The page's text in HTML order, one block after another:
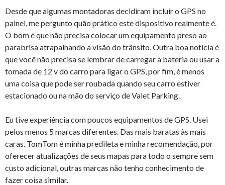
Desde que algumas montadoras decidiram incluir o GPS no
painel, me pergunto quão prático este dispositivo realmente é.
O bom é que não precisa colocar um equipamento preso ao
parabrisa atrapalhando a visão do trânsito. Outra boa noticia é
que você não precisa se lembrar de carregar a bateria ou usar a
tomada de 12 v do carro para ligar o GPS, por fim, é menos
uma coisa que pode ser roubada quando seu carro estiver
estacionado ou na mão do serviço de Valet Parking.
Eu tive experiência com poucos equipamentos de GPS. Usei
pelos menos 5 marcas diferentes. Das mais baratas às mais
caras. TomTom é minha predileta e minha recomendação, por
oferecer atualizações de seus mapas para todo o sempre sem
custo adicional, outras marcas não tenho conhecimento de
fazer coisa similar.